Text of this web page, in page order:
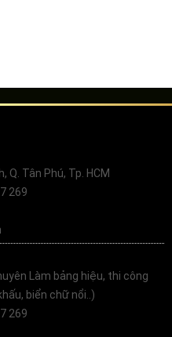
Q. Tân Phú, Tp. HCM
269
Làm bảng hiệu, thi công
biển chữ nổi..)
269